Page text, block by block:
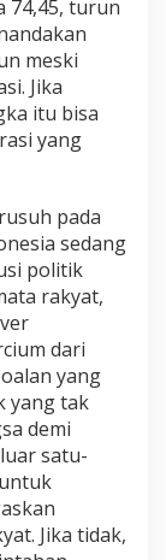
74,45, turun
meski
Jika
itu bisa
yang
pada
sedang
politik
rakyat,
dari
yang
yang tak
demi
satu-
Jika tidak,